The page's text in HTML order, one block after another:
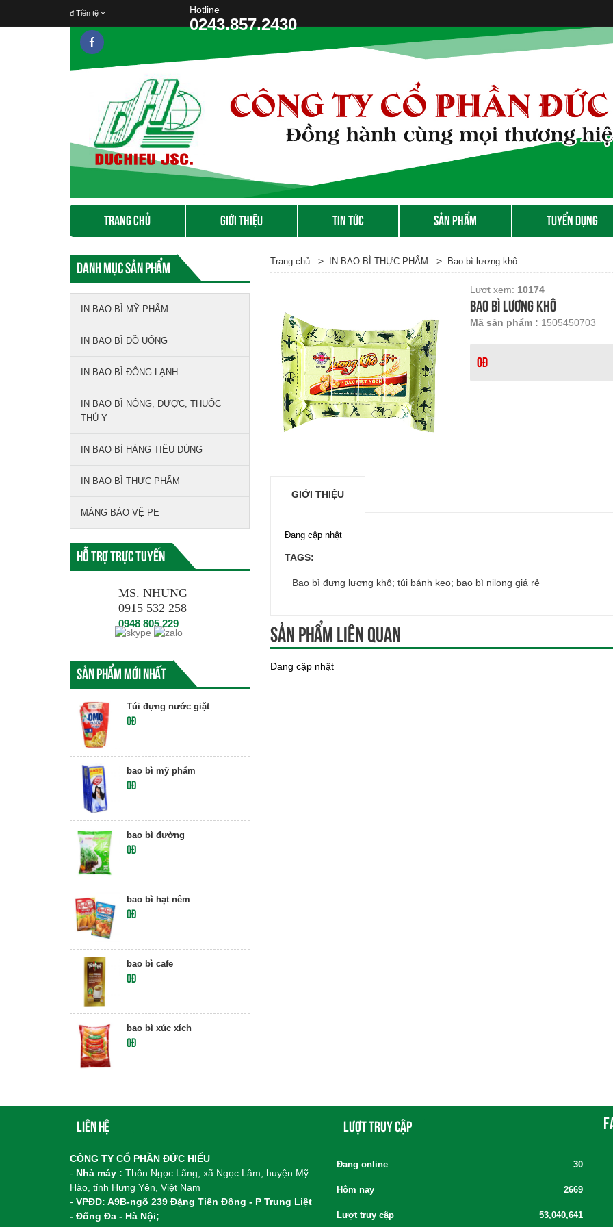
đ Tiền tệ Hotline
0243.857.2430
TRANG CHỦ GIỚI THIỆU TIN TỨC SẢN PHẨM TUYỂN DỤNG
Danh mục sản phẩm
IN BAO BÌ MỸ PHẨM
IN BAO BÌ ĐỒ UỐNG
IN BAO BÌ ĐÔNG LẠNH
IN BAO BÌ NÔNG, DƯỢC, THUỐC
THÚ Y
IN BAO BÌ HÀNG TIÊU DÙNG
IN BAO BÌ THỰC PHẨM
MÀNG BẢO VỆ PE
Hỗ trợ trực tuyến
MS. NHUNG
0915 532 258
0948 805 229
Sản phẩm mới nhất
Túi đựng nước giặt
0đ
bao bì mỹ phẩm
0đ
bao bì đường
0đ
bao bì hạt nêm
0đ
bao bì cafe
0đ
bao bì xúc xích
0đ
Trang chủ> IN BAO BÌ THỰC PHẨM > Bao bì lương khô
Lượt xem: 10174
Bao bì lương khô
Mã sản phẩm : 1505450703
0đ
GIỚI THIỆU
Đang cập nhật
TAGS:
Bao bì đựng lương khô; túi bánh kẹo; bao bì nilong giá rẻ
Sản phẩm liên quan
Đang cập nhật
Liên hệ
CÔNG TY CỔ PHẦN ĐỨC HIẾU
- Nhà máy : Thôn Ngọc Lãng, xã Ngọc Lâm, huyện Mỹ
Hào, tỉnh Hưng Yên, Việt Nam
- VPĐD: A9B-ngõ 239 Đặng Tiến Đông - P Trung Liệt
- Đống Đa - Hà Nội;
Lượt truy cập
Đang online 30
Hôm nay 2669
Lượt truy cập 53,040,641